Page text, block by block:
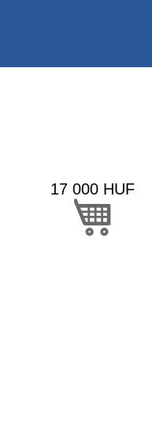
17 000 HUF